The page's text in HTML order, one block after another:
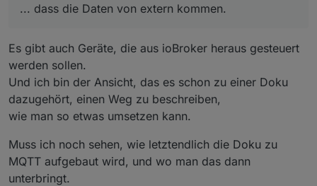
... dass die Daten von extern kommen.
Es gibt auch Geräte, die aus ioBroker heraus gesteuert
werden sollen.
Und ich bin der Ansicht, das es schon zu einer Doku
dazugehört, einen Weg zu beschreiben,
wie man so etwas umsetzen kann.
Muss ich noch sehen, wie letztendlich die Doku zu
MQTT aufgebaut wird, und wo man das dann
unterbringt.